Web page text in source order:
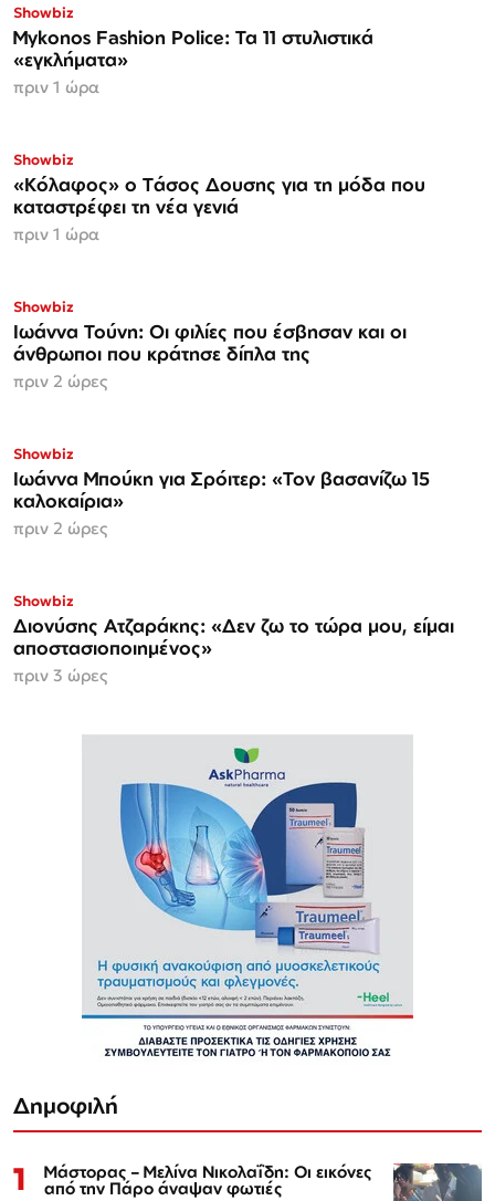
Showbiz
Mykonos Fashion Police: Τα 11 στυλιστικά
«εγκλήματα»
πριν 1 ώρα
Showbiz
«Κόλαφος» o Tάσος Δουσης για τη μόδα που
καταστρέφει τη νέα γενιά
πριν 1 ώρα
Showbiz
Ιωάννα Τούνη: Οι φιλίες που έσβησαν και οι
άνθρωποι που κράτησε δίπλα της
πριν 2 ώρες
Showbiz
Ιωάννα Μπούκη για Σρόιτερ: «Τον βασανίζω 15
καλοκαίρια»
πριν 2 ώρες
Showbiz
Διονύσης Ατζαράκης: «Δεν ζω το τώρα μου, είμαι
αποστασιοποιημένος»
πριν 3 ώρες
Δημοφιλή
1 Μάστορας – Μελίνα Νικολαΐδη: Οι εικόνες
από την Πάρο άναψαν φωτιές